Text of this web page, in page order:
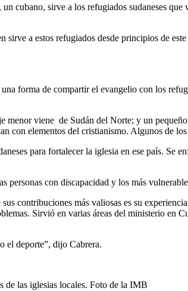
un cubano, sirve a los refugiados sudaneses
a estos refugiados desde principios de
forma de compartir el evangelio con los
menor viene de Sudán del Norte; y un
con elementos del cristianismo. Algunos de
para fortalecer la iglesia en ese país. Se
con discapacidad y los más
contribuciones más valiosas es su
Sirvió en varias áreas del ministerio en
el deporte”, dijo Cabrera.
de las iglesias locales. Foto de la IMB